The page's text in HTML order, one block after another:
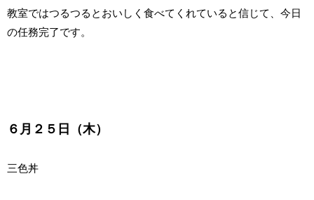
教室ではつるつるとおいしく食べてくれていると信じて、今日
の任務完了です。
６月２５日（木）
三色丼